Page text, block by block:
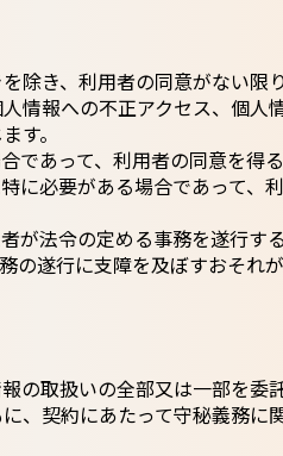
除き、利用者の同意がない限
情報への不正アクセス、個人
す。
あって、利用者の同意を得
に必要がある場合であって、
が法令の定める事務を遂行す
遂行に支障を及ぼすおそれが
の取扱いの全部又は一部を委
、契約にあたって守秘義務に